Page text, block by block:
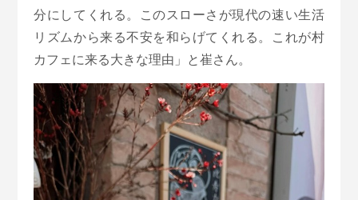
分にしてくれる。このスローさが現代の速い生活
リズムから来る不安を和らげてくれる。これが村
カフェに来る大きな理由」と崔さん。